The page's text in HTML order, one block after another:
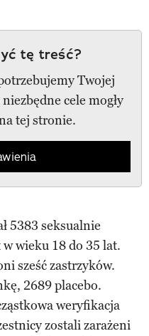
tę treść?
Twojej
cele mogły
tej stronie.
5383 seksualnie
wieku 18 do 35 lat.
sześć zastrzyków.
2689 placebo.
weryfikacja
zostali zarażeni